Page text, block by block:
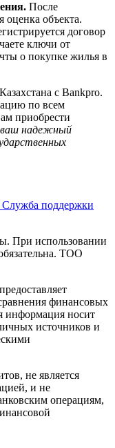
После
оценка объекта.
договор
ключи от
о покупке жилья в
с Bankpro.
по всем
приобрести
ваш надежный
Служба поддержки
При использовании
ТОО
финансовых
информация носит
источников и
не является
и не
операциям,